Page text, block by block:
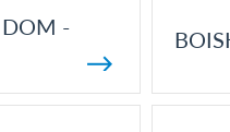
DOM -